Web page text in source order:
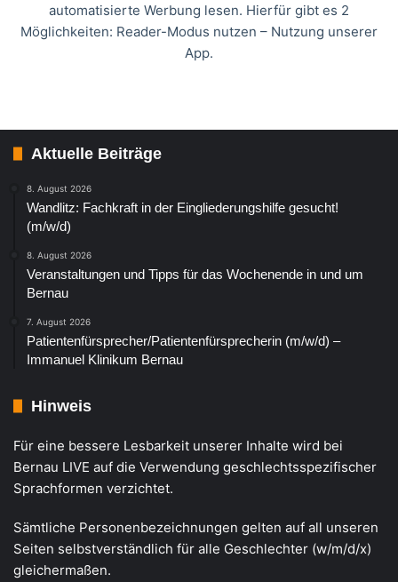
automatisierte Werbung lesen. Hierfür gibt es 2
Möglichkeiten: Reader-Modus nutzen – Nutzung unserer
App.
Aktuelle Beiträge
8. August 2026
Wandlitz: Fachkraft in der Eingliederungshilfe gesucht!
(m/w/d)
8. August 2026
Veranstaltungen und Tipps für das Wochenende in und um
Bernau
7. August 2026
Patientenfürsprecher/Patientenfürsprecherin (m/w/d) –
Immanuel Klinikum Bernau
Hinweis
Für eine bessere Lesbarkeit unserer Inhalte wird bei
Bernau LIVE auf die Verwendung geschlechtsspezifischer
Sprachformen verzichtet.
Sämtliche Personenbezeichnungen gelten auf all unseren
Seiten selbstverständlich für alle Geschlechter (w/m/d/x)
gleichermaßen.